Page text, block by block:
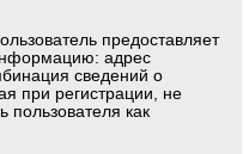
предоставляет
адрес
сведений о
при регистрации, не
пользователя как